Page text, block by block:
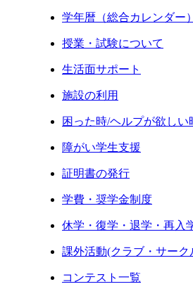
学年暦（総合カレンダー）
授業・試験について
生活面サポート
施設の利用
困った時/ヘルプが欲しい
障がい学生支援
証明書の発行
学費・奨学金制度
休学・復学・退学・再入
課外活動(クラブ・サーク
コンテスト一覧